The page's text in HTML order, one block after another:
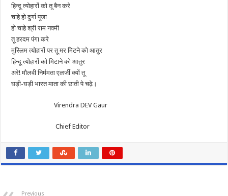
हिन्दू त्योहारों को तू बैन करे
चाहे हो दुर्गा पूजा
हो चाहे श्री राम नवमी
तू हरदम पंगा करे
मुस्लिम त्योहारों पर तू मर मिटने को आतुर
हिन्दू त्योहारों को मिटाने को आतुर
अरे! मौलवी निर्ममता एलर्जी क्यों तू
घड़ी-घड़ी भारत माता की छाती पे चढ़े।
Virendra DEV Gaur
Chief Editor
Previous